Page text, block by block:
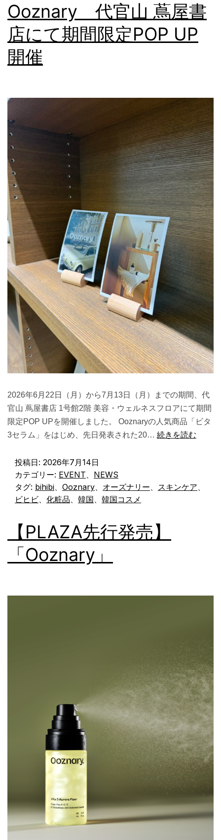
Ooznary 代官山 蔦屋書
店にて期間限定POP UP
開催
2026年6月22日（月）から7月13日（月）までの期間、代
官山 蔦屋書店 1号館2階 美容・ウェルネスフロアにて期間
限定POP UPを開催しました。 Ooznaryの人気商品「ビタ
3セラム」をはじめ、先日発表された20… 続きを読む
投稿日: 2026年7月14日
カテゴリー: EVENT
NEWS
タグ: bihibi Ooznary オーズナリー スキンケア
ビヒビ
化粧品 韓国 韓国コスメ
【PLAZA先行発売】
「Ooznary」